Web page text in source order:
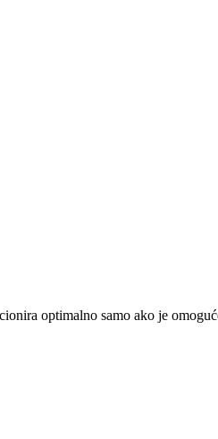
optimalno samo ako je